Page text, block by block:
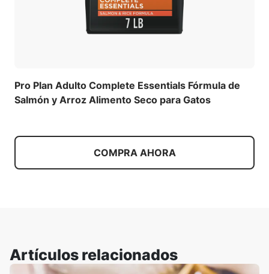
Pro Plan Adulto Complete Essentials Fórmula de
Salmón y Arroz Alimento Seco para Gatos
COMPRA AHORA
Artículos relacionados